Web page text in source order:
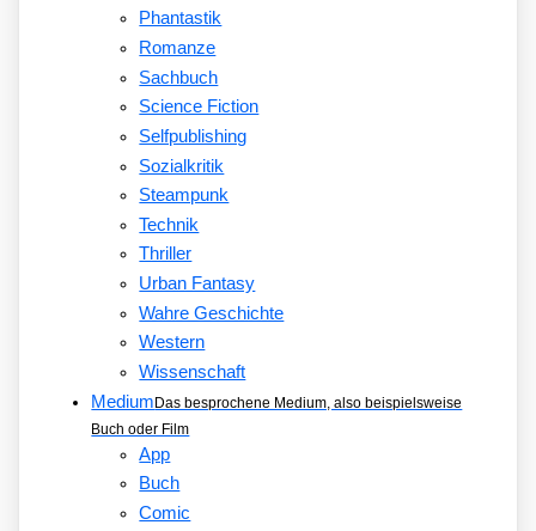
Phantastik
Romanze
Sachbuch
Science Fiction
Selfpublishing
Sozialkritik
Steampunk
Technik
Thriller
Urban Fantasy
Wahre Geschichte
Western
Wissenschaft
MediumDas besprochene Medium, also beispielsweise
Buch oder Film
App
Buch
Comic